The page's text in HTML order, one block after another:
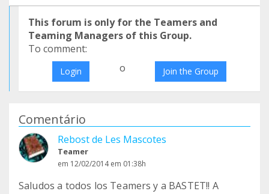
This forum is only for the Teamers and
Teaming Managers of this Group.
To comment:
Login o Join the Group
Comentário
Rebost de Les Mascotes
Teamer
em 12/02/2014 em 01:38h
Saludos a todos los Teamers y a BASTET!! A